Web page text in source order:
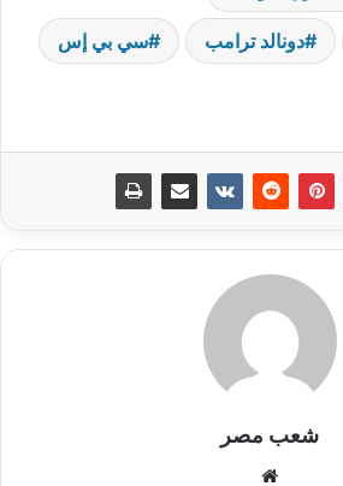
دونالد ترامب سي بي إس
شعب مصر